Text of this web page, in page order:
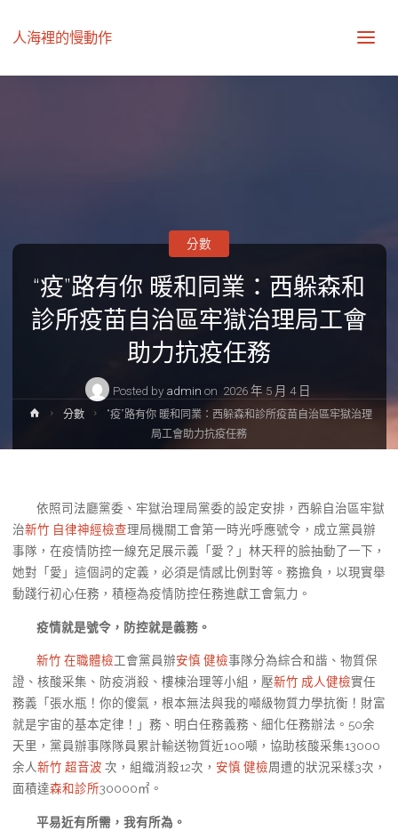
人海裡的慢動作
“疫”路有你 暖和同業：西躲森和
診所疫苗自治區牢獄治理局工會
助力抗疫任務
Posted by admin on 2026 年 5 月 4 日
分數
Home分數
“疫”路有你 暖和同業：西躲森和診所疫苗自治區牢獄治理
局工會助力抗疫任務
依照司法廳黨委、牢獄治理局黨委的設定安排，西躲自治區牢獄
治新竹 自律神經檢查理局機關工會第一時光呼應號令，成立黨員辦
事隊，在疫情防控一線充足展示義「愛？」林天秤的臉抽動了一下，
她對「愛」這個詞的定義，必須是情感比例對等。務擔負，以現實舉
動踐行初心任務，積極為疫情防控任務進獻工會氣力。
疫情就是號令，防控就是義務。
新竹 在職體檢工會黨員辦安慎 健檢事隊分為綜合和諧、物質保
證、核酸采集、防疫消殺、樓棟治理等小組，壓新竹 成人健檢實任
務義「張水瓶！你的傻氣，根本無法與我的噸級物質力學抗衡！財富
就是宇宙的基本定律！」務、明白任務義務、細化任務辦法。50余
天里，黨員辦事隊隊員累計輸送物質近100噸，協助核酸采集13000
余人新竹 超音波 次，組織消殺12次， 安慎 健檢周遭的狀況采樣3次，
面積達森和診所30000㎡。
平易近有所需，我有所為。